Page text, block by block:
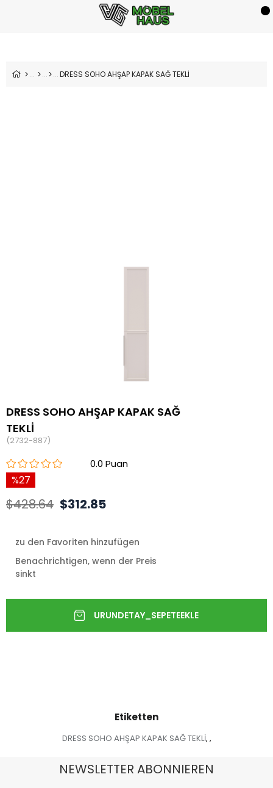
DRESS SOHO AHŞAP KAPAK SAĞ TEKLİ
DRESS SOHO AHŞAP KAPAK SAĞ
TEKLİ
(2732-887)
0.0
27
$428.64 $312.85
zu den Favoriten hinzufügen
Benachrichtigen, wenn der Preis
sinkt
Etiketten
DRESS SOHO AHŞAP KAPAK SAĞ TEKLİ, ,
NEWSLETTER ABONNIEREN